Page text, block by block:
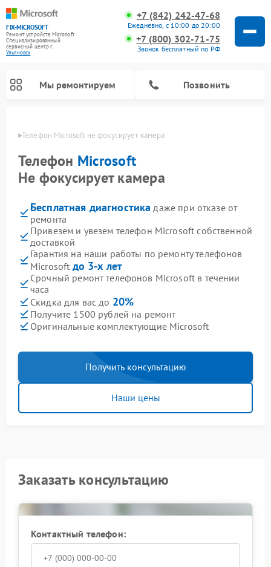
FIX-MICROSOFT
Ремонт устройств Microsoft
Специализированный
cервисный центр г.
Ульяновск
+7 (842) 242-47-68
Ежедневно, с 10:00 до 20:00
+7 (800) 302-71-75
Звонок бесплатный по РФ
Мы ремонтируем Позвонить
Телефон Microsoft не фокусирует камера
Телефон Microsoft
Не фокусирует камера
Бесплатная диагностика даже при отказе от
ремонта
Привезем и увезем телефон Microsoft собственной
доставкой
Гарантия на наши работы по ремонту телефонов
Microsoft до 3-х лет
Срочный ремонт телефонов Microsoft в течении
часа
Скидка для вас до 20%
Получите 1500 рублей на ремонт
Оригинальные комплектующие Microsoft
Получить консультацию
Наши цены
Заказать консультацию
Контактный телефон: